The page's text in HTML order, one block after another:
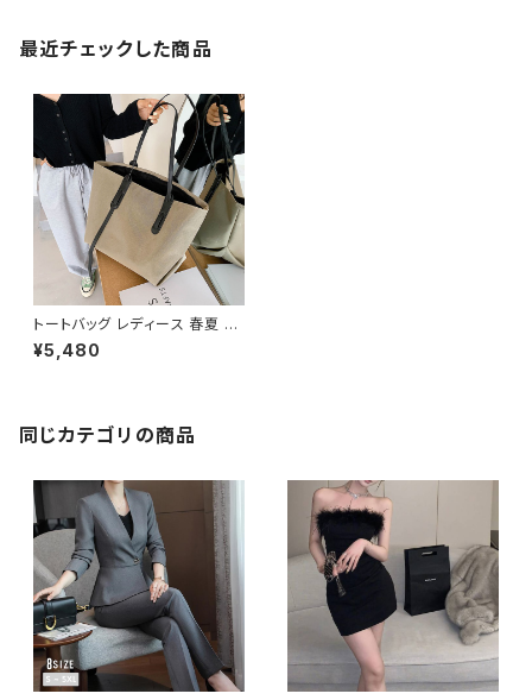
最近チェックした商品
トートバッグ レディース 春夏 秋
冬 春 夏 秋 冬 黒 バッグ 大容量
バッグ バック シンプル ハンドバ
旅行 通学 通勤 大学生 女の子
A4 B4 カーキ ブラック カレッジ
ート お出かけ K-B0012
¥5,480
同じカテゴリの商品